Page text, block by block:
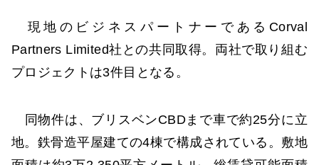
現地のビジネスパートナーであるCorval
Partners Limited社との共同取得。両社で取り組む
プロジェクトは3件目となる。
同物件は、ブリスベンCBDまで車で約25分に立
地。鉄骨造平屋建ての4棟で構成されている。敷地